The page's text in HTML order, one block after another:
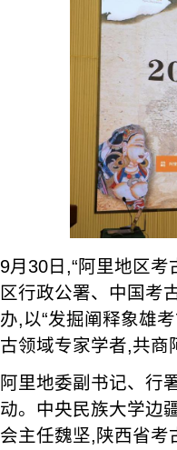
9月30日,“阿里地区
区行政公署、中国考
办,以“发掘阐释象雄
古领域专家学者,共商
阿里地委副书记、行
动。中央民族大学边
会主任魏坚,陕西省考